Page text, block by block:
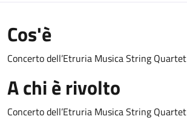
Cos'è
Concerto dell’Etruria Musica String Quartet
A chi è rivolto
Concerto dell’Etruria Musica String Quartet